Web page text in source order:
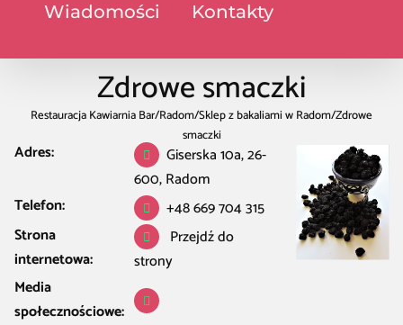
Wiadomości Kontakty
Zdrowe smaczki
Restauracja Kawiarnia Bar/Radom/Sklep z bakaliami w Radom/Zdrowe
smaczki
Adres:
Giserska 10a, 26-
600, Radom
Telefon:
+48 669 704 315
Strona
internetowa:
Przejdź do
strony
Media
społecznościowe: